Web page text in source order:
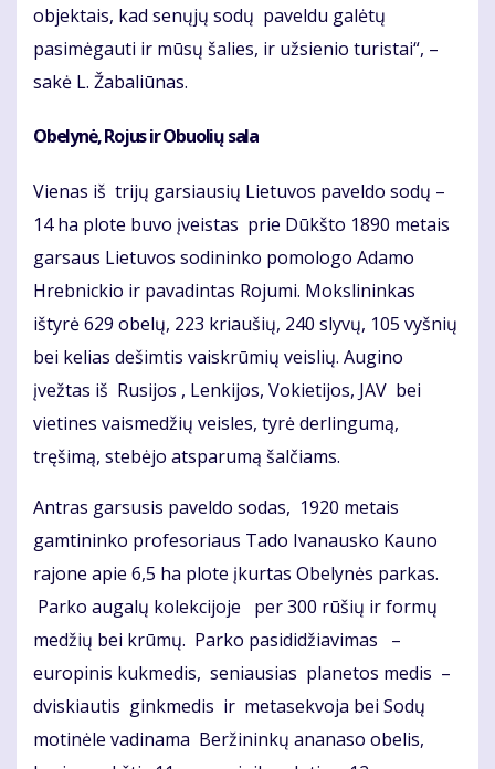
objektais, kad senųjų sodų paveldu galėtų
pasimėgauti ir mūsų šalies, ir užsienio turistai“, –
sakė L. Žabaliūnas.
Obelynė, Rojus ir Obuolių sala
Vienas iš trijų garsiausių Lietuvos paveldo sodų –
14 ha plote buvo įveistas prie Dūkšto 1890 metais
garsaus Lietuvos sodininko pomologo Adamo
Hrebnickio ir pavadintas Rojumi. Mokslininkas
ištyrė 629 obelų, 223 kriaušių, 240 slyvų, 105 vyšnių
bei kelias dešimtis vaiskrūmių veislių. Augino
įvežtas iš Rusijos , Lenkijos, Vokietijos, JAV bei
vietines vaismedžių veisles, tyrė derlingumą,
tręšimą, stebėjo atsparumą šalčiams.
Antras garsusis paveldo sodas, 1920 metais
gamtininko profesoriaus Tado Ivanausko Kauno
rajone apie 6,5 ha plote įkurtas Obelynės parkas.
Parko augalų kolekcijoje per 300 rūšių ir formų
medžių bei krūmų. Parko pasididžiavimas –
europinis kukmedis, seniausias planetos medis –
dviskiautis ginkmedis ir metasekvoja bei Sodų
motinėle vadinama Beržininkų ananaso obelis,